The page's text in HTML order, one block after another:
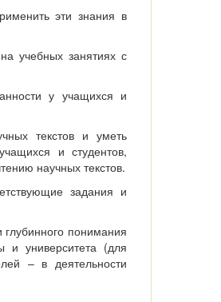
эти знания в
учебных занятиях с
у учащихся и
текстов и уметь
и студентов,
научных текстов.
задания и
понимания
и университета (для
– в деятельности